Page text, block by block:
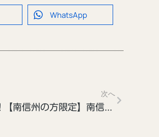
WhatsApp
次へ
参加者募集中‼【南信州の方限定】南信州に残る戦国武将の書状に迫る（11/16）